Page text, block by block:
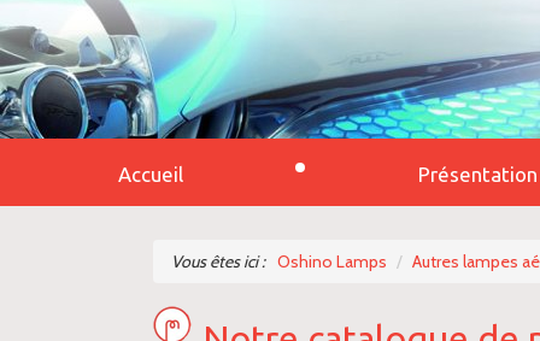
Accueil Présentation
Vous êtes ici : Oshino Lamps Autres lampes